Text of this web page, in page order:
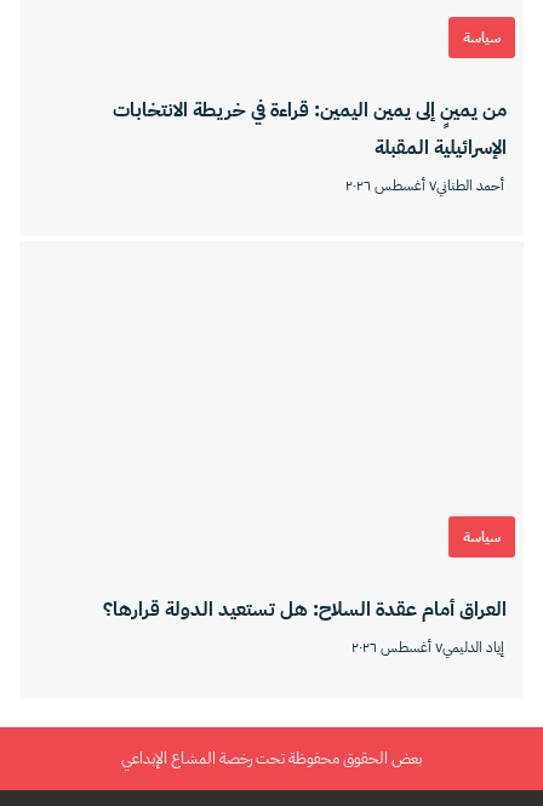
سياسة
من يمينٍ إلى يمين اليمين: قراءة في خريطة الانتخابات
الإسرائيلية المقبلة
أحمد الطناني٧ أغسطس ٢٠٢٦
سياسة
العراق أمام عقدة السلاح: هل تستعيد الدولة قرارها؟
إياد الدليمي٧ أغسطس ٢٠٢٦
بعض الحقوق محفوظة تحت رخصة المشاع الإبداعي